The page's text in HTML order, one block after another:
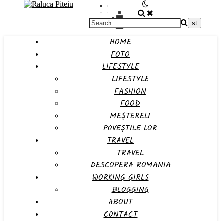
HOME
FOTO
LIFESTYLE
LIFESTYLE
FASHION
FOOD
MEȘTERELI
POVEȘTILE LOR
TRAVEL
TRAVEL
DESCOPERA ROMANIA
WORKING GIRLS
BLOGGING
ABOUT
CONTACT